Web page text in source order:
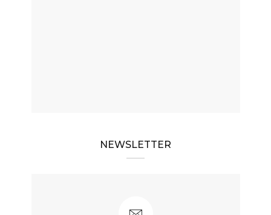
NEWSLETTER